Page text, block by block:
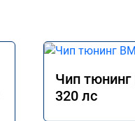
Чип тюнинг
320 лс